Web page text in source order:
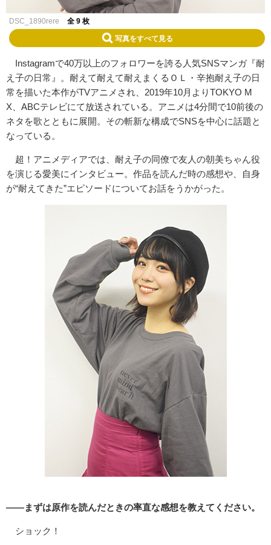
DSC_1890rere 全 9 枚
写真をすべて見る
Instagramで40万以上のフォロワーを誇る人気SNSマンガ『耐
え子の日常』。耐えて耐えて耐えまくるＯＬ・辛抱耐え子の日
常を描いた本作がTVアニメされ、2019年10月よりTOKYO M
X、ABCテレビにて放送されている。アニメは4分間で10前後の
ネタを歌とともに展開。その斬新な構成でSNSを中心に話題と
なっている。
超！アニメディアでは、耐え子の同僚で友人の朝美ちゃん役
を演じる愛美にインタビュー。作品を読んだ時の感想や、自身
が“耐えてきた”エピソードについてお話をうかがった。
――まずは原作を読んだときの率直な感想を教えてください。
ショック！